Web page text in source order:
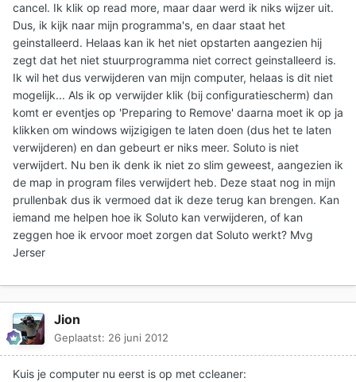
cancel. Ik klik op read more, maar daar werd ik niks wijzer uit.
Dus, ik kijk naar mijn programma's, en daar staat het
geinstalleerd. Helaas kan ik het niet opstarten aangezien hij
zegt dat het niet stuurprogramma niet correct geinstalleerd is.
Ik wil het dus verwijderen van mijn computer, helaas is dit niet
mogelijk... Als ik op verwijder klik (bij configuratiescherm) dan
komt er eventjes op 'Preparing to Remove' daarna moet ik op ja
klikken om windows wijzigigen te laten doen (dus het te laten
verwijderen) en dan gebeurt er niks meer. Soluto is niet
verwijdert. Nu ben ik denk ik niet zo slim geweest, aangezien ik
de map in program files verwijdert heb. Deze staat nog in mijn
prullenbak dus ik vermoed dat ik deze terug kan brengen. Kan
iemand me helpen hoe ik Soluto kan verwijderen, of kan
zeggen hoe ik ervoor moet zorgen dat Soluto werkt? Mvg
Jerser
Jion
Geplaatst: 26 juni 2012
Kuis je computer nu eerst is op met ccleaner: